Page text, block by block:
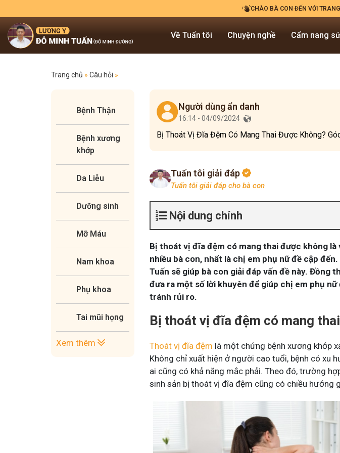
CHÀO BÀ CON ĐẾN VỚI
Về Tuấn tôi Chuyện nghề Cẩm nang
Trang chủ » Câu hỏi »
Bệnh Thận
Bệnh xương
khớp
Da Liễu
Dưỡng sinh
Mỡ Máu
Nam khoa
Phụ khoa
Tai mũi họng
Xem thêm
Người dùng ẩn danh
16:14 - 04/09/2024
Bị Thoát Vị Đĩa Đệm Có Mang Thai Được Không?
Tuấn tôi giải đáp
Tuấn tôi giải đáp cho bà con
Nội dung chính
Bị thoát vị đĩa đệm có mang thai được không là
nhiều bà con, nhất là chị em phụ nữ đề cập
Tuấn sẽ giúp bà con giải đáp vấn đề này. Đồng
đưa ra một số lời khuyên để giúp chị em phụ
tránh rủi ro.
Bị thoát vị đĩa đệm có mang
Thoát vị đĩa đệm là một chứng bệnh xương khớp
Không chỉ xuất hiện ở người cao tuổi, bệnh có xu
ai cũng có khả năng mắc phải. Theo đó, trường
sinh sản bị thoát vị đĩa đệm cũng có chiều hướng